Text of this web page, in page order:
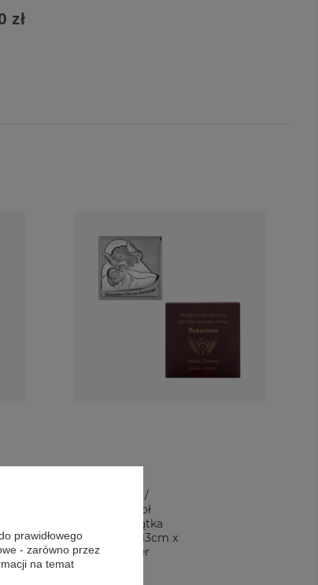
zł
zł
posrebrzany /
Obrazek Anioł
Stróż/ Pamiątka
Chrztu Św./ 13cm x
13cm/ Grawer
prawidłowego
- zarówno przez
na temat